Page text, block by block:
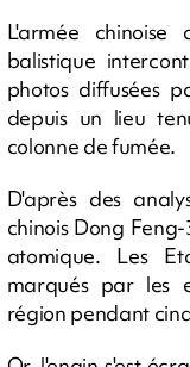
L'armée
balistique
photos diffusées
depuis un lieu
colonne de fumée.
D'après des
chinois Dong
atomique. Les
marqués par les
région pendant